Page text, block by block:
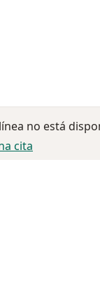
no está
cita